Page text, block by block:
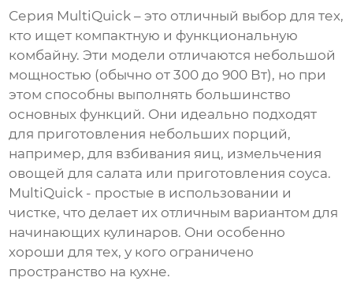
Серия MultiQuick – это отличный выбор для тех,
кто ищет компактную и функциональную
комбайну. Эти модели отличаются небольшой
мощностью (обычно от 300 до 900 Вт), но при
этом способны выполнять большинство
основных функций. Они идеально подходят
для приготовления небольших порций,
например, для взбивания яиц, измельчения
овощей для салата или приготовления соуса.
MultiQuick - простые в использовании и
чистке, что делает их отличным вариантом для
начинающих кулинаров. Они особенно
хороши для тех, у кого ограничено
пространство на кухне.